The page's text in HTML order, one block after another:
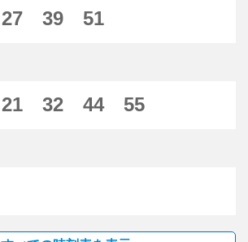
27 39 51
21 32 44 55